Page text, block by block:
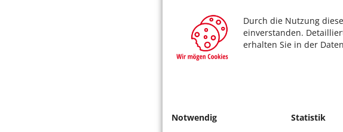
Durch die Nutzung
einverstanden.
erhalten Sie in der
Notwendig
Statistik